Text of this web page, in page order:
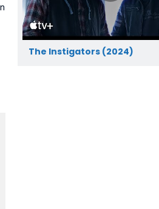
The Instigators (2024)